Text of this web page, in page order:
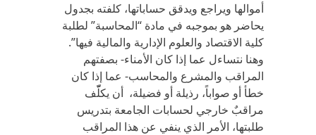
أموالها ويراجع ويدقق حساباتها، كلفته بجدول
يحاضر هو بموجبه في مادة “المحاسبة” لطلبة
كلية الاقتصاد والعلوم الإدارية والمالية فيها”.
وهنا نتساءل عما إذا كان الأمناء- بصفتهم
المراقب والمشرع والمحاسب- عما إذا كان
خطأ أو صواباً، رذيلة أو فضيلة، أن يكلّّف
مراقبٌ خارجي لحسابات الجامعة بتدريس
طلبتها، الأمر الذي ينفي عن هذا المراقب